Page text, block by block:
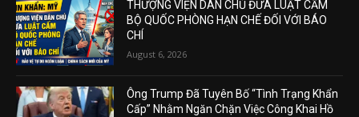
THƯỢNG VIỆN DÂN CHỦ ĐƯA LUẬT CẤM
BỘ QUỐC PHÒNG HẠN CHẾ ĐỐI VỚI BÁO
CHÍ
August 6, 2026
Ông Trump Đã Tuyên Bố “Tình Trạng Khẩn
Cấp” Nhằm Ngăn Chặn Việc Công Khai Hồ